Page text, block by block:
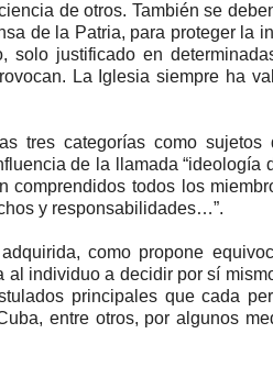
de otros. También se
de la Patria, para proteger la
justificado en
La Iglesia siempre ha
tres categorías como sujetos
de la llamada “ideología
comprendidos todos los
y responsabilidades…”.
como propone
individuo a decidir por sí
principales que cada
entre otros, por algunos